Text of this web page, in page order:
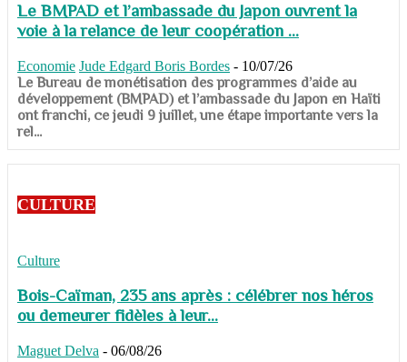
Le BMPAD et l’ambassade du Japon ouvrent la
voie à la relance de leur coopération ...
Economie Jude Edgard Boris Bordes - 10/07/26
​​​​​​​Le Bureau de monétisation des programmes d’aide au
développement (BMPAD) et l’ambassade du Japon en Haïti
ont franchi, ce jeudi 9 juillet, une étape importante vers la
rel...
CULTURE
Culture
Bois-Caïman, 235 ans après : célébrer nos héros
ou demeurer fidèles à leur...
Maguet Delva - 06/08/26